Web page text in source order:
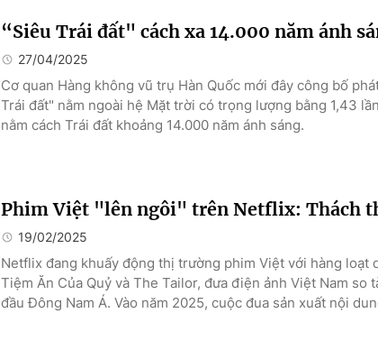
“Siêu Trái đất" cách xa 14.000 năm ánh
27/04/2025
Cơ quan Hàng không vũ trụ Hàn Quốc mới đây công bố
Trái đất" nằm ngoài hệ Mặt trời có trọng lượng bằng 1,43
nằm cách Trái đất khoảng 14.000 năm ánh sáng.
Phim Việt "lên ngôi" trên Netflix: Thách
19/02/2025
Netflix đang khuấy động thị trường phim Việt với hàng loạt
Tiệm Ăn Của Quỷ và The Tailor, đưa điện ảnh Việt Nam so
đầu Đông Nam Á. Vào năm 2025, cuộc đua sản xuất nội